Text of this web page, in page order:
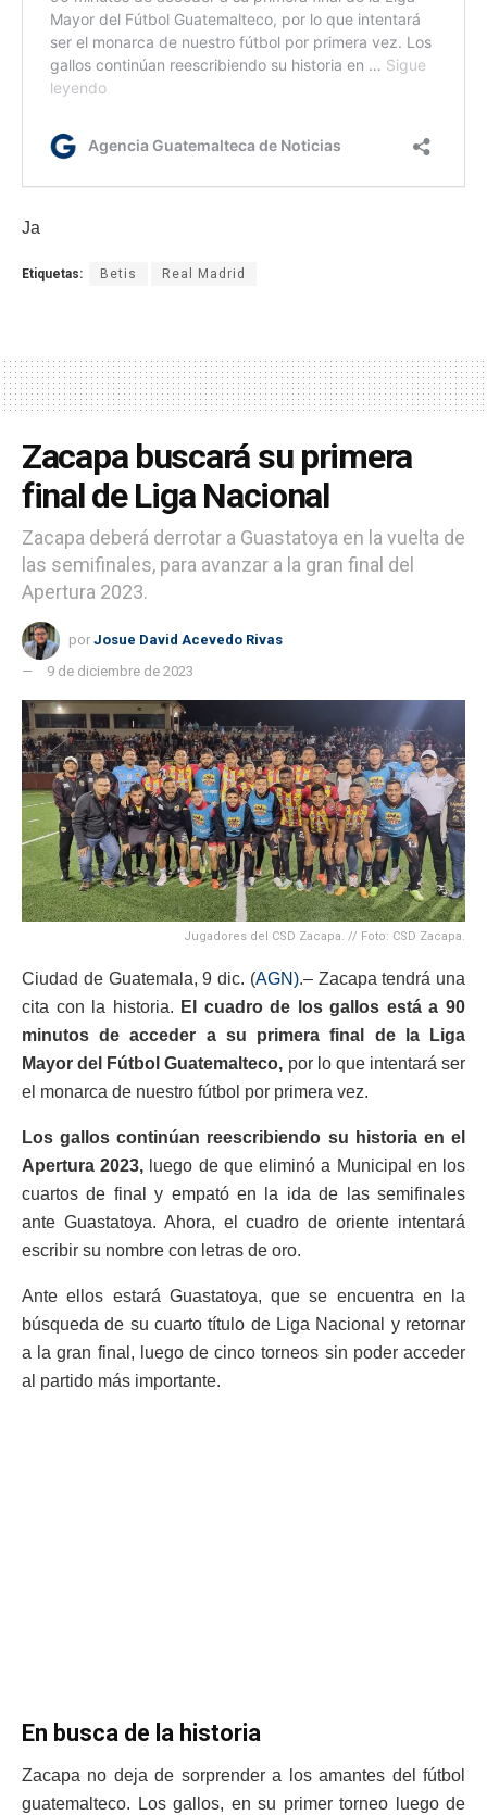
Ja
Etiquetas: Betis Real Madrid
Zacapa buscará su primera
final de Liga Nacional
Zacapa deberá derrotar a Guastatoya en la vuelta de
las semifinales, para avanzar a la gran final del
Apertura 2023.
por Josue David Acevedo Rivas
9 de diciembre de 2023
Jugadores del CSD Zacapa. // Foto: CSD Zacapa.
Ciudad de Guatemala, 9 dic. (AGN).– Zacapa tendrá una
cita con la historia. El cuadro de los gallos está a 90
minutos de acceder a su primera final de la Liga
Mayor del Fútbol Guatemalteco, por lo que intentará ser
el monarca de nuestro fútbol por primera vez.
Los gallos continúan reescribiendo su historia en el
Apertura 2023, luego de que eliminó a Municipal en los
cuartos de final y empató en la ida de las semifinales
ante Guastatoya. Ahora, el cuadro de oriente intentará
escribir su nombre con letras de oro.
Ante ellos estará Guastatoya, que se encuentra en la
búsqueda de su cuarto título de Liga Nacional y retornar
a la gran final, luego de cinco torneos sin poder acceder
al partido más importante.
En busca de la historia
Zacapa no deja de sorprender a los amantes del fútbol
guatemalteco. Los gallos, en su primer torneo luego de